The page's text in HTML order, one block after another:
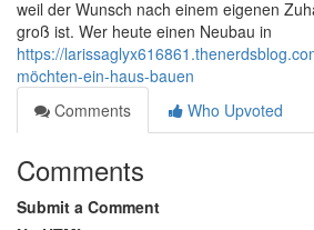
weil der Wunsch nach einem eigenen
groß ist. Wer heute einen Neubau in
https://
möchten-ein-haus-bauen
Comments
Who Upvoted
Comments
Submit a Comment